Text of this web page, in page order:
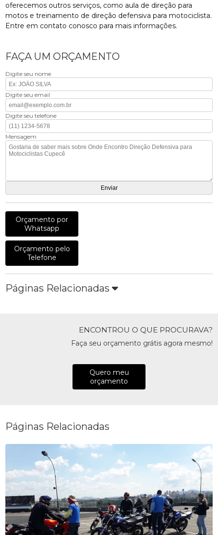
oferecemos outros serviços, como aula de direção para
motos e treinamento de direção defensiva para motociclista.
Entre em contato conosco para mais informações.
FAÇA UM ORÇAMENTO
Digite seu nome
Digite seu email
Digite seu telefone
Mensagem
Orçamento por
Whatsapp
Orçamento pelo
Telefone
Páginas Relacionadas
ENCONTROU O QUE PROCURAVA?
Faça seu orçamento grátis agora mesmo!
Quero meu
orçamento
Páginas Relacionadas